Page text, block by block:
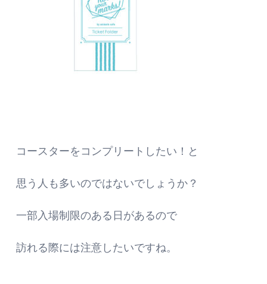
コースターをコンプリートしたい！と
思う人も多いのではないでしょうか？
一部入場制限のある日があるので
訪れる際には注意したいですね。